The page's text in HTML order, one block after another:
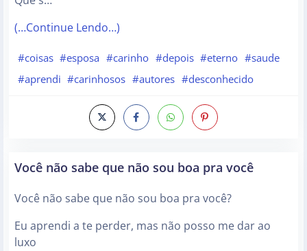
(…Continue Lendo…)
#coisas #esposa #carinho #depois #eterno #saude
#aprendi #carinhosos #autores #desconhecido
Você não sabe que não sou boa pra você
Você não sabe que não sou boa pra você?
Eu aprendi a te perder, mas não posso me dar ao
luxo